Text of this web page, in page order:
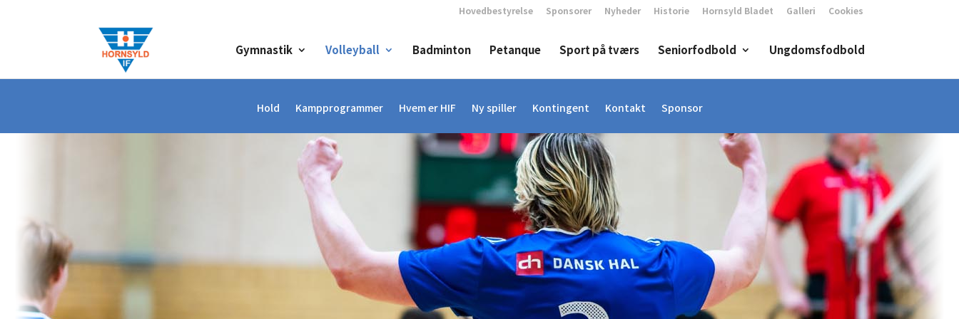
Hovedbestyrelse Sponsorer Nyheder Historie Hornsyld Bladet Galleri Cookies
Gymnastik Volleyball Badminton Petanque Sport på tværs Seniorfodbold Ungdomsfodbold
Hold Kampprogrammer Hvem er HIF Ny spiller Kontingent Kontakt Sponsor